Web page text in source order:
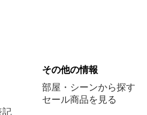
記
その他の情報
部屋・シーンから探す
セール商品を見る